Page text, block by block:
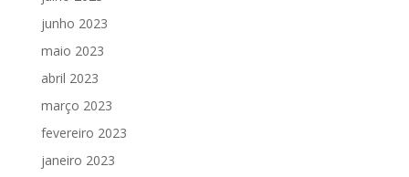
junho 2023
maio 2023
abril 2023
março 2023
fevereiro 2023
janeiro 2023